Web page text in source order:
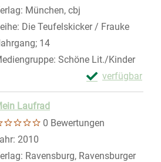
München, cbj
Die Teufelskicker / Frauke
14
Schöne Lit./Kinder
verfügbar
Exemplar-
Zum Download
Laufrad
0 Bewertungen
nach diesem Verfasser
2010
Ravensburg, Ravensburger